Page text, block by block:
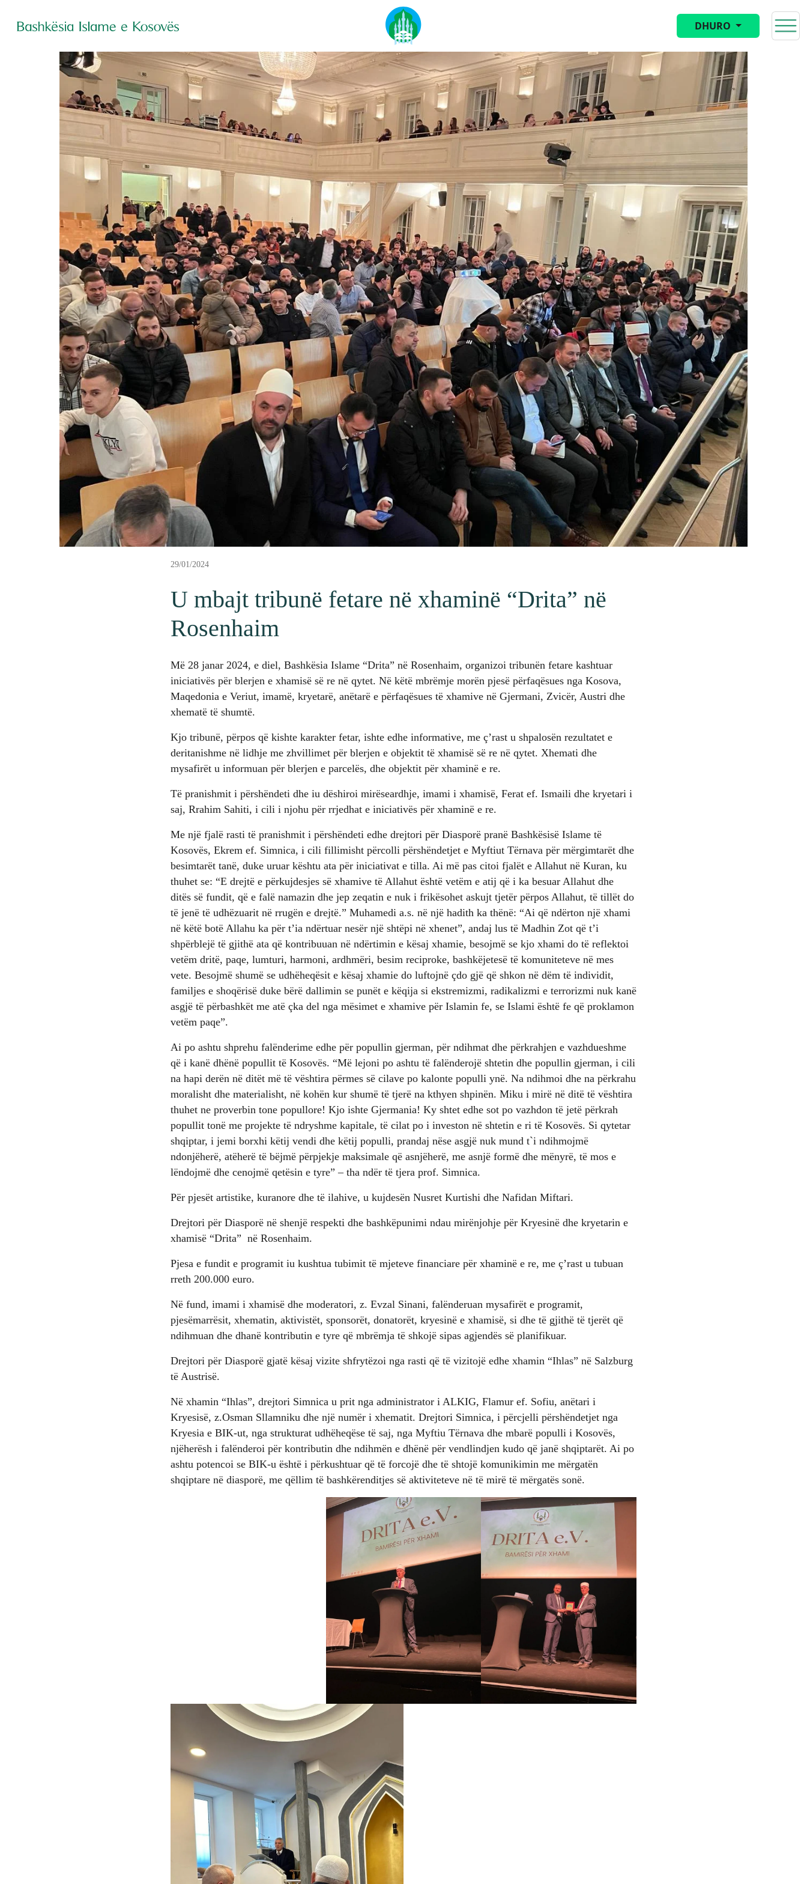
DHURO
29/01/2024
U mbajt tribunë fetare në xhaminë “Drita” në
Rosenhaim
Më 28 janar 2024, e diel, Bashkësia Islame “Drita” në Rosenhaim, organizoi tribunën fetare kashtuar
iniciativës për blerjen e xhamisë së re në qytet. Në këtë mbrëmje morën pjesë përfaqësues nga Kosova,
Maqedonia e Veriut, imamë, kryetarë, anëtarë e përfaqësues të xhamive në Gjermani, Zvicër, Austri dhe
xhematë të shumtë.
Kjo tribunë, përpos që kishte karakter fetar, ishte edhe informative, me ç’rast u shpalosën rezultatet e
deritanishme në lidhje me zhvillimet për blerjen e objektit të xhamisë së re në qytet. Xhemati dhe
mysafirët u informuan për blerjen e parcelës, dhe objektit për xhaminë e re.
Të pranishmit i përshëndeti dhe iu dëshiroi mirëseardhje, imami i xhamisë, Ferat ef. Ismaili dhe kryetari i
saj, Rrahim Sahiti, i cili i njohu për rrjedhat e iniciativës për xhaminë e re.
Me një fjalë rasti të pranishmit i përshëndeti edhe drejtori për Diasporë pranë Bashkësisë Islame të
Kosovës, Ekrem ef. Simnica, i cili fillimisht përcolli përshëndetjet e Myftiut Tërnava për mërgimtarët dhe
besimtarët tanë, duke uruar kështu ata për iniciativat e tilla. Ai më pas citoi fjalët e Allahut në Kuran, ku
thuhet se: “E drejtë e përkujdesjes së xhamive të Allahut është vetëm e atij që i ka besuar Allahut dhe
ditës së fundit, që e falë namazin dhe jep zeqatin e nuk i frikësohet askujt tjetër përpos Allahut, të tillët do
të jenë të udhëzuarit në rrugën e drejtë.” Muhamedi a.s. në një hadith ka thënë: “Ai që ndërton një xhami
në këtë botë Allahu ka për t’ia ndërtuar nesër një shtëpi në xhenet”, andaj lus të Madhin Zot që t’i
shpërblejë të gjithë ata që kontribuuan në ndërtimin e kësaj xhamie, besojmë se kjo xhami do të reflektoi
vetëm dritë, paqe, lumturi, harmoni, ardhmëri, besim reciproke, bashkëjetesë të komuniteteve në mes
vete. Besojmë shumë se udhëheqësit e kësaj xhamie do luftojnë çdo gjë që shkon në dëm të individit,
familjes e shoqërisë duke bërë dallimin se punët e këqija si ekstremizmi, radikalizmi e terrorizmi nuk kanë
asgjë të përbashkët me atë çka del nga mësimet e xhamive për Islamin fe, se Islami është fe që proklamon
vetëm paqe”.
Ai po ashtu shprehu falënderime edhe për popullin gjerman, për ndihmat dhe përkrahjen e vazhdueshme
që i kanë dhënë popullit të Kosovës. “Më lejoni po ashtu të falënderojë shtetin dhe popullin gjerman, i cili
na hapi derën në ditët më të vështira përmes së cilave po kalonte populli ynë. Na ndihmoi dhe na përkrahu
moralisht dhe materialisht, në kohën kur shumë të tjerë na kthyen shpinën. Miku i mirë në ditë të vështira
thuhet ne proverbin tone popullore! Kjo ishte Gjermania! Ky shtet edhe sot po vazhdon të jetë përkrah
popullit tonë me projekte të ndryshme kapitale, të cilat po i investon në shtetin e ri të Kosovës. Si qytetar
shqiptar, i jemi borxhi këtij vendi dhe këtij populli, prandaj nëse asgjë nuk mund t`i ndihmojmë
ndonjëherë, atëherë të bëjmë përpjekje maksimale që asnjëherë, me asnjë formë dhe mënyrë, të mos e
lëndojmë dhe cenojmë qetësin e tyre” – tha ndër të tjera prof. Simnica.
Për pjesët artistike, kuranore dhe të ilahive, u kujdesën Nusret Kurtishi dhe Nafidan Miftari.
Drejtori për Diasporë në shenjë respekti dhe bashkëpunimi ndau mirënjohje për Kryesinë dhe kryetarin e
xhamisë “Drita” në Rosenhaim.
Pjesa e fundit e programit iu kushtua tubimit të mjeteve financiare për xhaminë e re, me ç’rast u tubuan
rreth 200.000 euro.
Në fund, imami i xhamisë dhe moderatori, z. Evzal Sinani, falënderuan mysafirët e programit,
pjesëmarrësit, xhematin, aktivistët, sponsorët, donatorët, kryesinë e xhamisë, si dhe të gjithë të tjerët që
ndihmuan dhe dhanë kontributin e tyre që mbrëmja të shkojë sipas agjendës së planifikuar.
Drejtori për Diasporë gjatë kësaj vizite shfrytëzoi nga rasti që të vizitojë edhe xhamin “Ihlas” në Salzburg
të Austrisë.
Në xhamin “Ihlas”, drejtori Simnica u prit nga administrator i ALKIG, Flamur ef. Sofiu, anëtari i
Kryesisë, z.Osman Sllamniku dhe një numër i xhematit. Drejtori Simnica, i përcjelli përshëndetjet nga
Kryesia e BIK-ut, nga strukturat udhëheqëse të saj, nga Myftiu Tërnava dhe mbarë populli i Kosovës,
njëherësh i falënderoi për kontributin dhe ndihmën e dhënë për vendlindjen kudo që janë shqiptarët. Ai po
ashtu potencoi se BIK-u është i përkushtuar që të forcojë dhe të shtojë komunikimin me mërgatën
shqiptare në diasporë, me qëllim të bashkërenditjes së aktiviteteve në të mirë të mërgatës sonë.